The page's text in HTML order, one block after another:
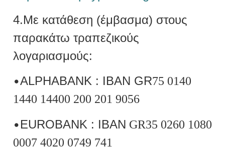
4.Με κατάθεση (έμβασμα) στους
παρακάτω τραπεζικούς
λογαριασμούς:
•ALPHABANK : IBAN GR75 0140
1440 14400 200 201 9056
•EUROBANK : IBAN GR35 0260 1080
0007 4020 0749 741